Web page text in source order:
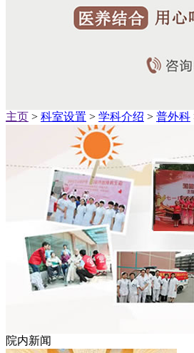
主页 > 科室设置 > 学科介绍 > 普外科
院内新闻